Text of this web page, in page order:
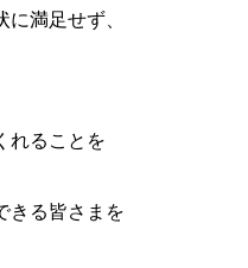
満足せず、
れることを
きる皆さまを